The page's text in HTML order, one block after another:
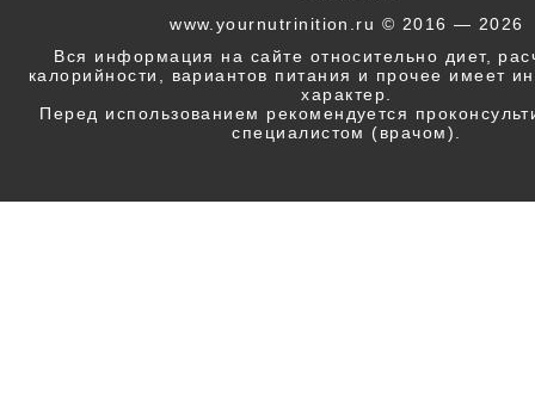
www.yournutrinition.ru © 2016 — 2026
Вся информация на сайте относительно диет,
калорийности, вариантов питания и прочее имеет
характер.
Перед использованием рекомендуется
специалистом (врачом).